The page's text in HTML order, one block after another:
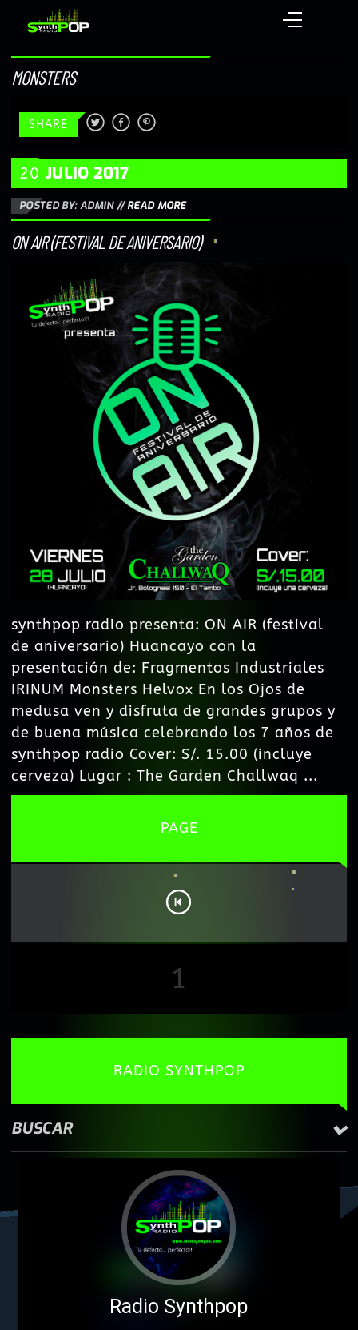
MONSTERS
SHARE
20JULIO 2017
POSTED BY: ADMIN//READ MORE
ON AIR (FESTIVAL DE ANIVERSARIO)
synthpop radio presenta: ON AIR (festival
de aniversario) Huancayo con la
presentación de: Fragmentos Industriales
IRINUM Monsters Helvox En los Ojos de
medusa ven y disfruta de grandes grupos y
de buena música celebrando los 7 años de
synthpop radio Cover: S/. 15.00 (incluye
cerveza) Lugar : The Garden Challwaq ...
PAGE
1
RADIO SYNTHPOP
BUSCAR